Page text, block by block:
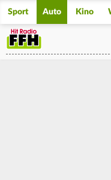
Sport Auto Kino